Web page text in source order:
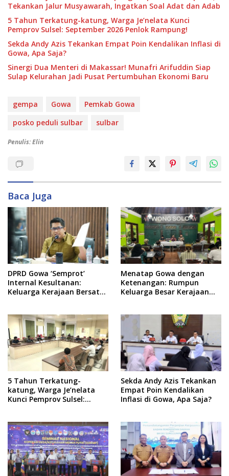
Tekankan Jalur Musyawarah, Ingatkan Soal Adat dan Adab
5 Tahun Terkatung-katung, Warga Je’nelata Kunci
Pemprov Sulsel: September 2026 Penlok Rampung!
Sekda Andy Azis Tekankan Empat Poin Kendalikan Inflasi di
Gowa, Apa Saja?
Sinergi Dua Menteri di Makassar! Munafri Arifuddin Siap
Sulap Kelurahan Jadi Pusat Pertumbuhan Ekonomi Baru
gempa Gowa
Pemkab Gowa
posko peduli sulbar
sulbar
Penulis: Elin
Baca Juga
DPRD Gowa ‘Semprot’
Internal Kesultanan:
Keluarga Kerajaan Bersatu
Menatap Gowa dengan
Ketenangan: Rumpun
Keluarga Besar Kerajaan
Jalur Musyawarah,
Ingatkan Soal Adat dan
Adab
5 Tahun Terkatung-
katung, Warga Je’nelata
Kunci Pemprov Sulsel:
Sekda Andy Azis Tekankan
Empat Poin Kendalikan
Inflasi di Gowa, Apa Saja?